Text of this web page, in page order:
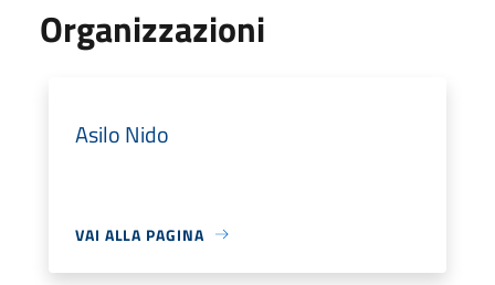
Organizzazioni
Asilo Nido
VAI ALLA PAGINA